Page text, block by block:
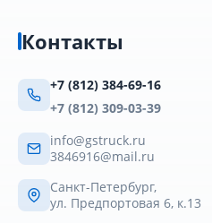
Контакты
+7 (812) 384-69-16
+7 (812) 309-03-39
info@gstruck.ru
3846916@mail.ru
Санкт-Петербург,
ул. Предпортовая 6, к.13